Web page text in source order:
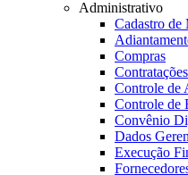
Administrativo
Cadastro de
Compras
Contratações
Controle de
Controle de
Convênio
Dados
Execução